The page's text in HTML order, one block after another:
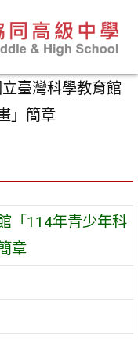
立臺灣科學教育館
」簡章
「114年青少年科
章